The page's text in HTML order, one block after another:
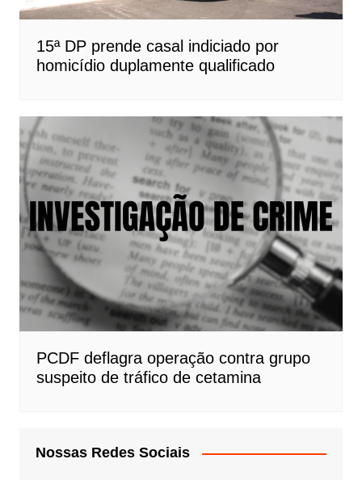
15ª DP prende casal indiciado por
homicídio duplamente qualificado
PCDF deflagra operação contra grupo
suspeito de tráfico de cetamina
Nossas Redes Sociais